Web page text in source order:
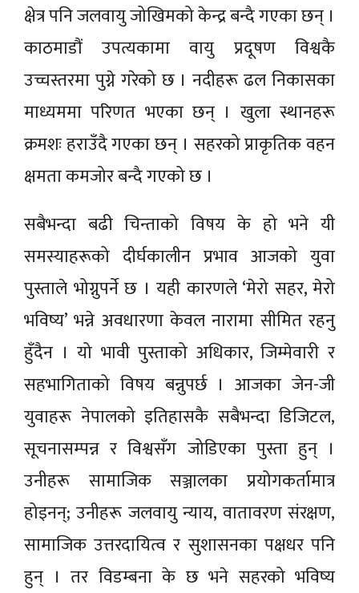
क्षेत्र पनि जलवायु जोखिमको केन्द्र बन्दै गएका छन् ।
काठमाडौं उपत्यकामा वायु प्रदूषण विश्वकै
उच्चस्तरमा पुग्ने गरेको छ । नदीहरू ढल निकासका
माध्यममा परिणत भएका छन् । खुला स्थानहरू
क्रमशः हराउँदै गएका छन् । सहरको प्राकृतिक वहन
क्षमता कमजोर बन्दै गएको छ ।
सबैभन्दा बढी चिन्ताको विषय के हो भने यी
समस्याहरूको दीर्घकालीन प्रभाव आजको युवा
पुस्ताले भोग्नुपर्ने छ । यही कारणले ‘मेरो सहर, मेरो
भविष्य’ भन्ने अवधारणा केवल नारामा सीमित रहनु
हुँदैन । यो भावी पुस्ताको अधिकार, जिम्मेवारी र
सहभागिताको विषय बन्नुपर्छ । आजका जेन-जी
युवाहरू नेपालको इतिहासकै सबैभन्दा डिजिटल,
सूचनासम्पन्न र विश्वसँग जोडिएका पुस्ता हुन् ।
उनीहरू सामाजिक सञ्जालका प्रयोगकर्तामात्र
होइनन्; उनीहरू जलवायु न्याय, वातावरण संरक्षण,
सामाजिक उत्तरदायित्व र सुशासनका पक्षधर पनि
हुन् । तर विडम्बना के छ भने सहरको भविष्य